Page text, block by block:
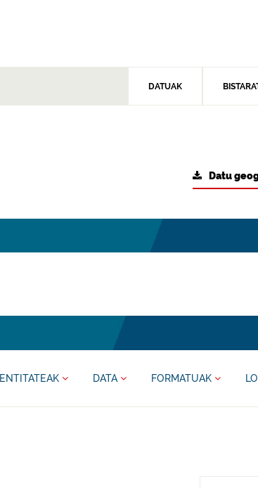
DATUAK
Datu
ENTITATEAK DATA FORMATUAK